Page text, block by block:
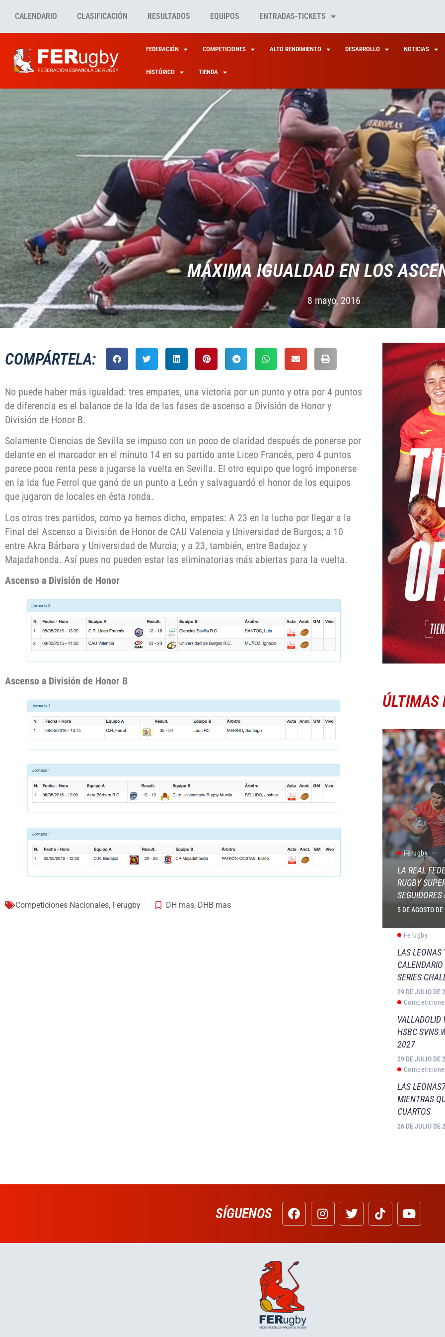
CALENDARIO CLASIFICACIÓN RESULTADOS EQUIPOS ENTRADAS-TICKETS
FEDERACIÓN COMPETICIONES ALTO RENDIMIENTO DESARROLLO NOTICIAS
HISTÓRICO TIENDA
MÁXIMA IGUALDAD EN LOS
8 mayo, 2016
COMPÁRTELA:
No puede haber más igualdad: tres empates, una victoria por un punto y otra por 4 puntos
de diferencia es el balance de la Ida de las fases de ascenso a División de Honor y
División de Honor B.
Solamente Ciencias de Sevilla se impuso con un poco de claridad después de ponerse por
delante en el marcador en el minuto 14 en su partido ante Liceo Francés, pero 4 puntos
parece poca renta pese a jugarse la vuelta en Sevilla. El otro equipo que logró imponerse
en la Ida fue Ferrol que ganó de un punto a León y salvaguardó el honor de los equipos
que jugaron de locales en ésta ronda.
Los otros tres partidos, como ya hemos dicho, empates: A 23 en la lucha por llegar a la
Final del Ascenso a División de Honor de CAU Valencia y Universidad de Burgos; a 10
entre Akra Bárbara y Universidad de Murcia; y a 23, también, entre Badajoz y
Majadahonda. Así pues no pueden estar las eliminatorias más abiertas para la vuelta.
Ascenso a División de Honor
Ascenso a División de Honor B
Competiciones Nacionales, Ferugby DH mas, DHB mas
ÚLTIMAS
Ferugby
LA REAL
RUGBY
5 DE AGOSTO
Ferugby
LAS LEONAS
SERIES
29 DE JULIO DE
VALLADOLID
HSBC SVNS
2027
29 DE JULIO DE
LAS
MIENTRAS
CUARTOS
26 DE JULIO DE
SÍGUENOS